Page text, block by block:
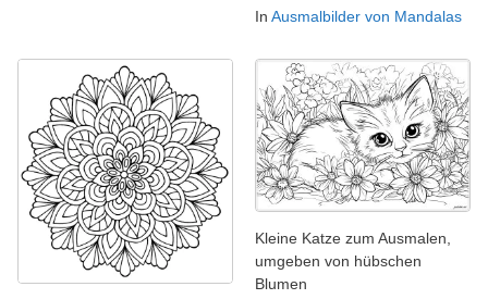
In Ausmalbilder von Mandalas
Kleine Katze zum Ausmalen,
umgeben von hübschen
Blumen